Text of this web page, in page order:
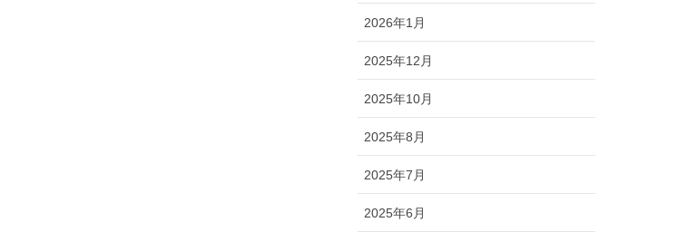
2026年1月
2025年12月
2025年10月
2025年8月
2025年7月
2025年6月